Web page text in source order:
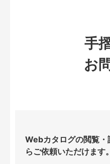
手
お
Webカタログの閲覧
らご依頼いただけます。